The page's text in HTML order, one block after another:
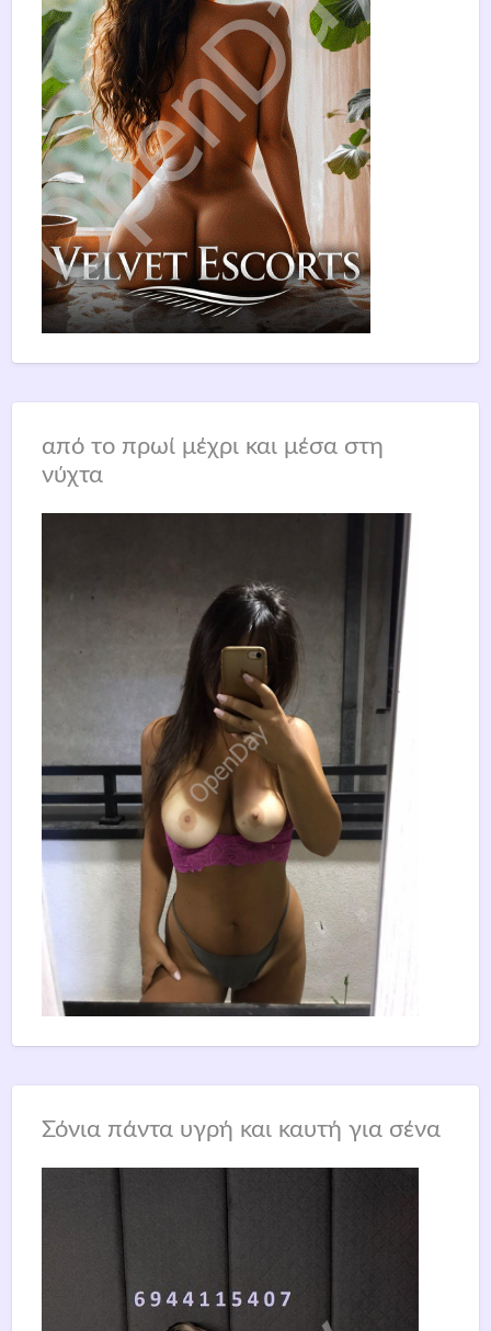
από το πρωί μέχρι και μέσα στη
νύχτα
Σόνια πάντα υγρή και καυτή για σένα